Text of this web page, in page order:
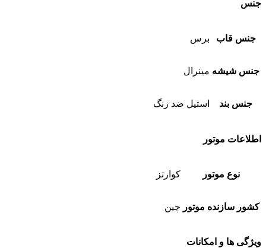
جنس
جنس قاب برس
جنس شیشه مینرال
جنس بند استیل ضد زنگ
اطلاعات موتور
نوع موتور کوارتز
کشور سازنده موتور چین
ویژگی ها و امکانات